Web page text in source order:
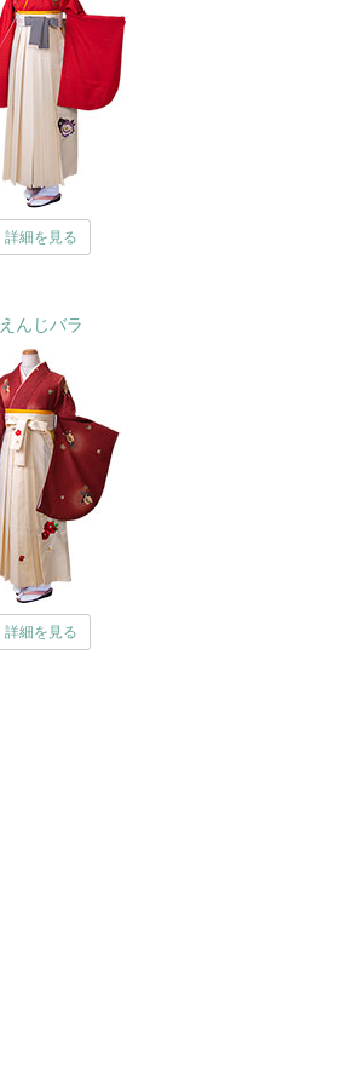
詳細を見る
えんじバラ
詳細を見る